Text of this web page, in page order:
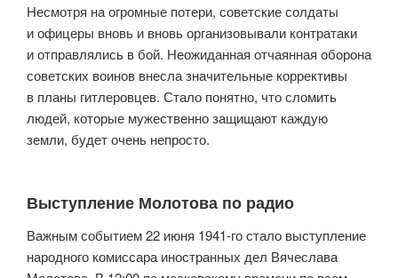
Несмотря на огромные потери, советские солдаты
и офицеры вновь и вновь организовывали контратаки
и отправлялись в бой. Неожиданная отчаянная оборона
советских воинов внесла значительные коррективы
в планы гитлеровцев. Стало понятно, что сломить
людей, которые мужественно защищают каждую
земли, будет очень непросто.
Выступление Молотова по радио
Важным событием 22 июня 1941-го стало выступление
народного комиссара иностранных дел Вячеслава